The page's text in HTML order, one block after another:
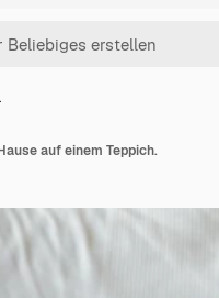
auf einem Teppich.